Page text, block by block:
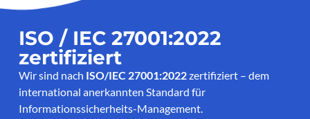
ISO / IEC 27001:2022
zertifiziert
Wir sind nach ISO/IEC 27001:2022zertifiziert – dem
international anerkannten Standard für
Informationssicherheits-Management.